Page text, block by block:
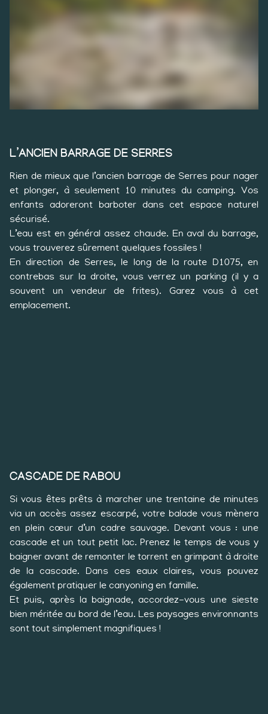
L’ANCIEN BARRAGE DE SERRES
Rien de mieux que l’ancien barrage de Serres pour nager
et plonger, à seulement 10 minutes du camping. Vos
enfants adoreront barboter dans cet espace naturel
sécurisé.
L’eau est en général assez chaude. En aval du barrage,
vous trouverez sûrement quelques fossiles !
En direction de Serres, le long de la route D1075, en
contrebas sur la droite, vous verrez un parking (il y a
souvent un vendeur de frites). Garez vous à cet
emplacement.
CASCADE DE RABOU
Si vous êtes prêts à marcher une trentaine de minutes
via un accès assez escarpé, votre balade vous mènera
en plein cœur d’un cadre sauvage. Devant vous : une
cascade et un tout petit lac. Prenez le temps de vous y
baigner avant de remonter le torrent en grimpant à droite
de la cascade. Dans ces eaux claires, vous pouvez
également pratiquer le canyoning en famille.
Et puis, après la baignade, accordez-vous une sieste
bien méritée au bord de l’eau. Les paysages environnants
sont tout simplement magnifiques !